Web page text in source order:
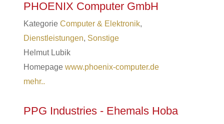
PHOENIX Computer GmbH
Kategorie Computer & Elektronik,
Dienstleistungen, Sonstige
Helmut Lubik
Homepage www.phoenix-computer.de
mehr..
PPG Industries - Ehemals Hoba